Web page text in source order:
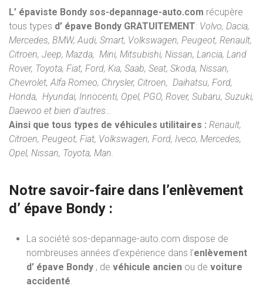
L’ épaviste Bondy sos-depannage-auto.com récupère
tous types d’ épave Bondy GRATUITEMENT: Volvo, Dacia,
Mercedes, BMW, Audi, Smart, Volkswagen, Peugeot, Renault,
Citroen, Jeep, Mazda, Mini, Mitsubishi, Nissan, Lancia, Land
Rover, Toyota, Fiat, Ford, Kia, Saab, Seat, Skoda, Nissan,
Chevrolet, Alfa Romeo, Chrysler, Citroen, Daihatsu, Ford,
Honda, Hyundai, Innocenti, Opel, PGO, Rover, Subaru, Suzuki,
Daewoo et bien d’autres…
Ainsi que tous types de véhicules utilitaires : Renault,
Citroen, Peugeot, Fiat, Volkswagen, Ford, Iveco, Mercedes,
Opel, Nissan, Toyota, Man.
Notre savoir-faire dans l’enlèvement
d’ épave Bondy :
La société sos-depannage-auto.com dispose de
nombreuses années d’expérience dans l’enlèvement
d’ épave Bondy , de véhicule ancien ou de voiture
accidenté.